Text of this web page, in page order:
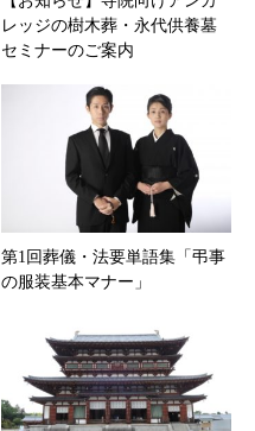
レッジの樹木葬・永代供養墓
セミナーのご案内
第1回葬儀・法要単語集「弔事
の服装基本マナー」